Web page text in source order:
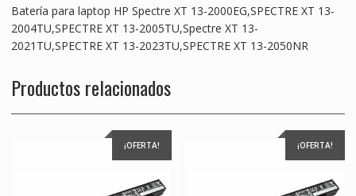
XT
13-
2023TU,SPECTRE
13-
2050NR
cantidad
Batería para laptop HP Spectre XT 13-2000EG,SPECTRE XT 13-
2004TU,SPECTRE XT 13-2005TU,Spectre XT 13-
2021TU,SPECTRE XT 13-2023TU,SPECTRE XT 13-2050NR
Productos relacionados
¡OFERTA! ¡OFERTA!